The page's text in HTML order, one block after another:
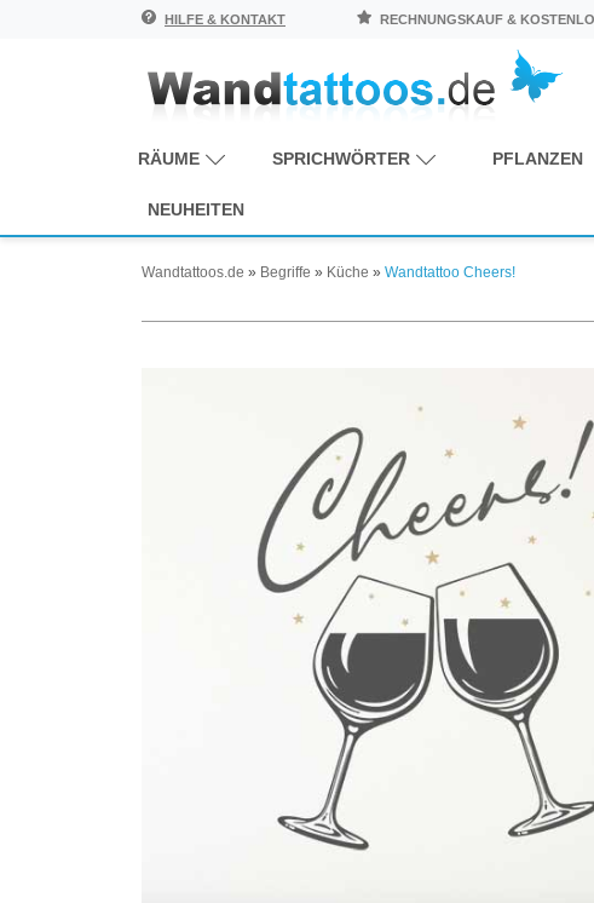
HILFE & KONTAKT RECHNUNGSKAUF &
RÄUME SPRICHWÖRTER PFLANZEN
NEUHEITEN
Wandtattoos.de » Begriffe » Küche » Wandtattoo Cheers!